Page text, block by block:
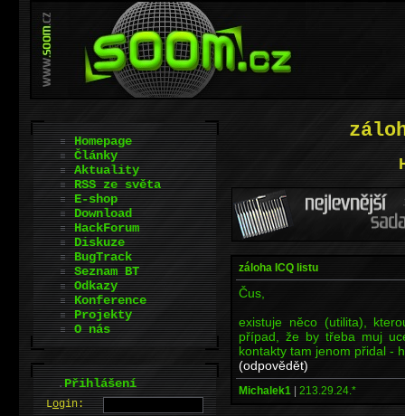
záloha ICQ listu
Čus,
existuje něco (utilita),
případ, že by třeba muj
kontakty tam jenom přidal -
(odpovědět)
Michalek1 | 213.29.24.*
Homepage
Články
Aktuality
RSS ze světa
E-shop
Download
HackForum
Diskuze
BugTrack
Seznam BT
Odkazy
Konference
Projekty
O nás
.Přihlášení
Login: